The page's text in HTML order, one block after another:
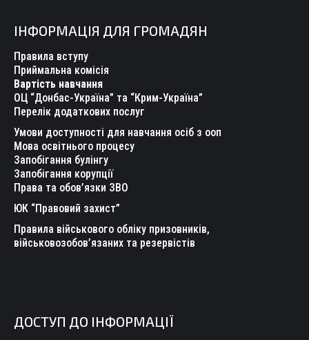
opens
in
new
window
opens
in
new
window
opens
in
new
window
opens
in
new
window
opens
new
opens
ІНФОРМАЦІЯ ДЛЯ ГРОМАДЯН
Правила вступу
Приймальна комісія
Вартість навчання
ОЦ “Донбас-Україна” та “Крим-Україна”
Перелік додаткових послуг
Умови доступності для навчання осіб з ооп
Мова освітнього процесу
Запобігання булінгу
Запобігання корупції
Права та обов’язки ЗВО
ЮК “Правовий захист”
Правила військового обліку призовників,
військовозобов’язаних та резервістів
ДОСТУП ДО ІНФОРМАЦІЇ